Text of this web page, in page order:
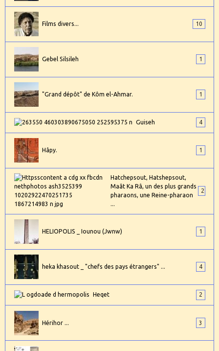
Films divers... 10
Gebel Silsileh 1
"Grand dépôt" de Kôm el-Ahmar. 1
Guiseh 4
Hâpy. 1
Hatchepsout, Hatshepsout,
Maât Ka Râ, un des plus grands
pharaons, une Reine-pharaon
...
HELIOPOLIS _ Iounou (Jwnw) 1
heka khasout _ "chefs des pays étrangers" ... 4
Heqet 2
Hérihor ... 3